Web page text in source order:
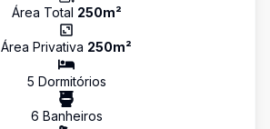
Área Total 250m²
Área Privativa 250m²
5 Dormitórios
6 Banheiros